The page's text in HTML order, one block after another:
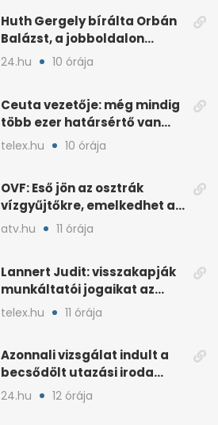
Huth Gergely bírálta Orbán
Balázst, a jobboldalon
„szekunder szégyent”
24.hu 10 órája
Ceuta vezetője: még mindig
több ezer határsértő van
illegálisan az exklávéban
telex.hu 10 órája
OVF: Eső jön az osztrák
vízgyűjtőkre, emelkedhet a
Duna vízszintje
atv.hu 11 órája
Lannert Judit: visszakapják
munkáltatói jogaikat az
iskolaigazgatók
telex.hu 11 órája
Azonnali vizsgálat indult a
becsődölt utazási iroda
ügyében
24.hu 12 órája